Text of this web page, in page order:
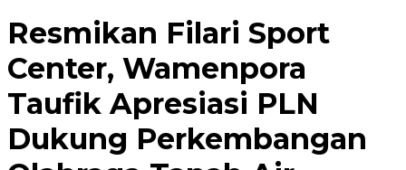
Resmikan Filari Sport
Center, Wamenpora
Taufik Apresiasi PLN
Dukung Perkembangan